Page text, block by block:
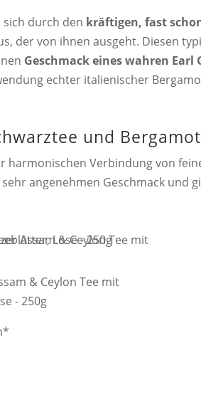
durch den kräftigen, fast
der von ihnen ausgeht. Diesen
Geschmack eines wahren Earl
echter italienischer
und
harmonischen Verbindung von
angenehmen Geschmack und
& Ceylon Tee mit
- 250g